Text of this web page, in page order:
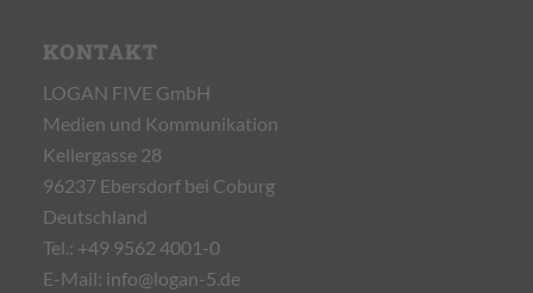
KONTAKT
LOGAN FIVE GmbH
Medien und Kommunikation
Kellergasse 28
96237 Ebersdorf bei Coburg
Deutschland
Tel.: +49 9562 4001-0
E-Mail: info@logan-5.de